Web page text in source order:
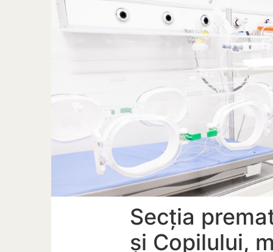
Secția
și Copilului,